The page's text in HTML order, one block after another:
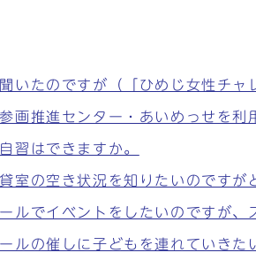
いたのですが（「ひめじ女性チャ
画推進センター・あいめっせを利
習はできますか。
室の空き状況を知りたいのですが
ルでイベントをしたいのですが、
ルの催しに子どもを連れていきた